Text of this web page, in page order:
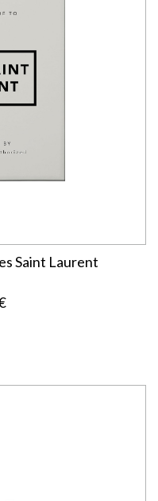
Saint Laurent